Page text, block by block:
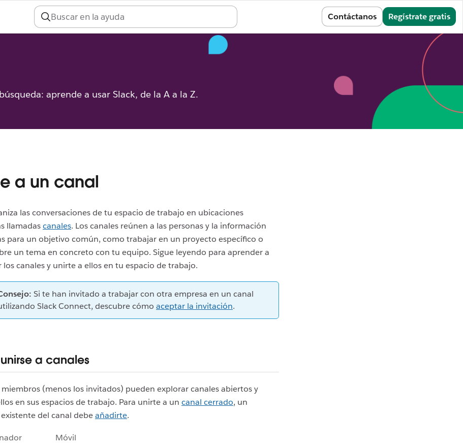
Contáctanos Regístrate gratis
aprende a usar Slack, de la A a la Z.
a un canal
las conversaciones de tu espacio de trabajo en ubicaciones
llamadascanales. Los canales reúnen a las personas y la información
para un objetivo común, como trabajar en un proyecto específico o
un tema en concreto con tu equipo. Sigue leyendo para aprender a
canales y unirte a ellos en tu espacio de trabajo.
Si te han invitado a trabajar con otra empresa en un canal
Slack Connect, descubre cómo aceptar la invitación.
a canales
miembros (menos los invitados) pueden explorar canales abiertos y
en sus espacios de trabajo. Para unirte a un canal cerrado, un
del canal debeañadirte.
Móvil